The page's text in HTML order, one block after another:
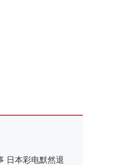
日本彩电默然退